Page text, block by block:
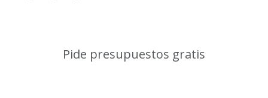
Pide presupuestos gratis